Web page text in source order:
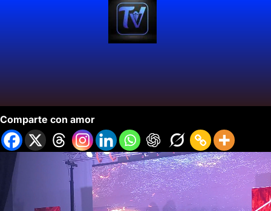
Comparte con amor